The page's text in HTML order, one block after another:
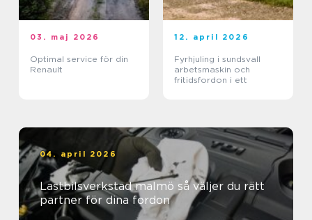
03. maj 2026
Optimal service för din
Renault
12. april 2026
Fyrhjuling i sundsvall
arbetsmaskin och
fritidsfordon i ett
04. april 2026
Lastbilsverkstad malmö så väljer du rätt
partner för dina fordon